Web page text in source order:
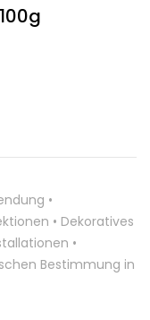
•
• Dekoratives
•
Bestimmung in